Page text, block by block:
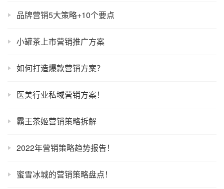
品牌营销5大策略+10个要点
小罐茶上市营销推广方案
如何打造爆款营销方案？
医美行业私域营销方案！
霸王茶姬营销策略拆解
2022年营销策略趋势报告！
蜜雪冰城的营销策略盘点！